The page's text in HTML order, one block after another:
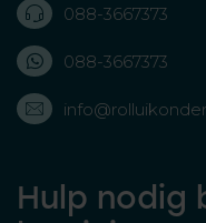
088-3667373
088-3667373
Hulp nodig